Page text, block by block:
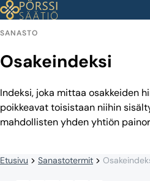
Siirry
sisältöön
SANASTO
Osakeindeksi
Indeksi, joka mittaa osakkeiden
poikkeavat toisistaan niihin
mahdollisten yhden yhtiön
Etusivu Sanastotermit